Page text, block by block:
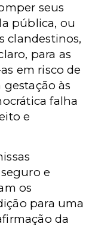
seus
pública, ou
clandestinos,
para as
em risco de
às
falha
e
e
os
para uma
da